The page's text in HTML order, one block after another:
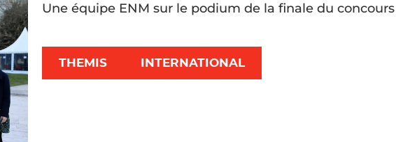
Une équipe ENM sur le podium de la finale du
couleurs de l’ENM face à des équipes du Portugal, de
grande finale du concours Themis du Réseau européen de
THEMIS INTERNATIONAL